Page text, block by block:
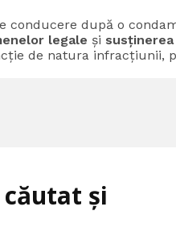
conducere după o
legale și
de natura infracțiunii,
și